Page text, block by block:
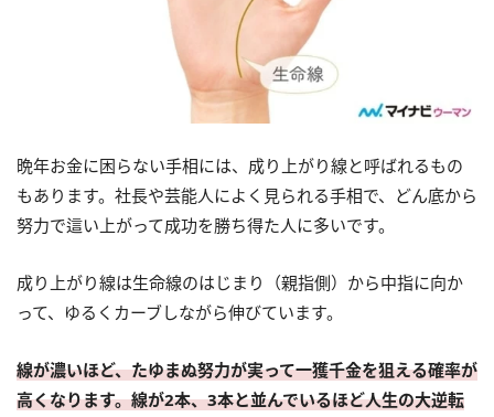
晩年お金に困らない手相には、成り上がり線と呼ばれるもの
もあります。社長や芸能人によく見られる手相で、どん底から
努力で這い上がって成功を勝ち得た人に多いです。
成り上がり線は生命線のはじまり（親指側）から中指に向か
って、ゆるくカーブしながら伸びています。
線が濃いほど、たゆまぬ努力が実って一獲千金を狙える確率が
高くなります。線が2本、3本と並んでいるほど人生の大逆転